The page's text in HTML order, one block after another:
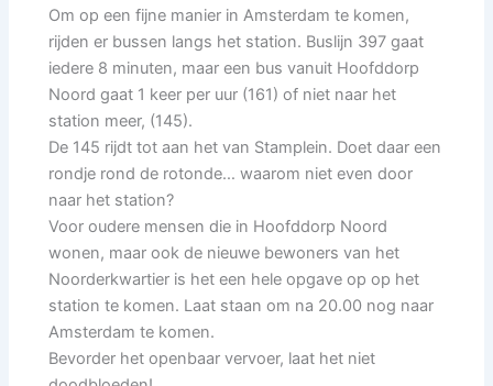
Om op een fijne manier in Amsterdam te komen,
rijden er bussen langs het station. Buslijn 397 gaat
iedere 8 minuten, maar een bus vanuit Hoofddorp
Noord gaat 1 keer per uur (161) of niet naar het
station meer, (145).
De 145 rijdt tot aan het van Stamplein. Doet daar een
rondje rond de rotonde… waarom niet even door
naar het station?
Voor oudere mensen die in Hoofddorp Noord
wonen, maar ook de nieuwe bewoners van het
Noorderkwartier is het een hele opgave op op het
station te komen. Laat staan om na 20.00 nog naar
Amsterdam te komen.
Bevorder het openbaar vervoer, laat het niet